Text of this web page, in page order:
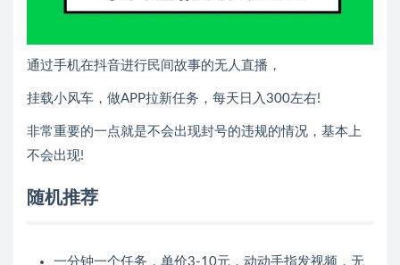
通过手机在抖音进行民间故事的无人直播，
挂载小风车，做APP拉新任务，每天日入300左右!
非常重要的一点就是不会出现封号的违规的情况，基本上
不会出现!
随机推荐
一分钟一个任务，单价3-10元，动动手指发视频，无